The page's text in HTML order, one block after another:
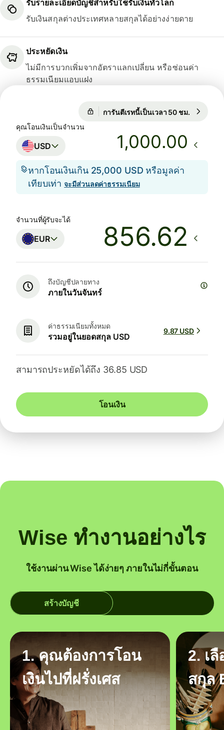
รับรายละเอียดบัญชีสำหรับใช้รับเงินทั่วโลก
รับเงินสกุลต่างประเทศหลายสกุลได้อย่างง่ายดาย
ประหยัดเงิน
ไม่มีการบวกเพิ่มจากอัตราแลกเปลี่ยน หรือซ่อนค่า
ธรรมเนียมแอบแฝง
การันตีเรทนี้เป็นเวลา 50 ชม.
การันตีเรทนี้เป็นเวลา 50 ชม.
คุณโอนเงินเป็นจำนวน
USD .00
หากโอนเงินเกิน 25,000 USD หรือมูลค่า
เทียบเท่าจะมีส่วนลดค่าธรรมเนียม
จำนวนที่ผู้รับจะได้
EUR
ถึงบัญชีปลายทาง
ภายในวันจันทร์
ค่าธรรมเนียมทั้งหมด
รวมอยู่ในยอดสกุล USD
9.87 USD
สามารถประหยัดได้ถึง 36.85 USD
โอนเงิน
Wise ทำงานอย่างไร
ใช้งานผ่าน Wise ได้ง่ายๆ ภายในไม่กี่ขั้นตอน
สร้างบัญชี
1. คุณต้องการโอน
เงินไปที่ฝรั่งเศส
2. เ
สกุล